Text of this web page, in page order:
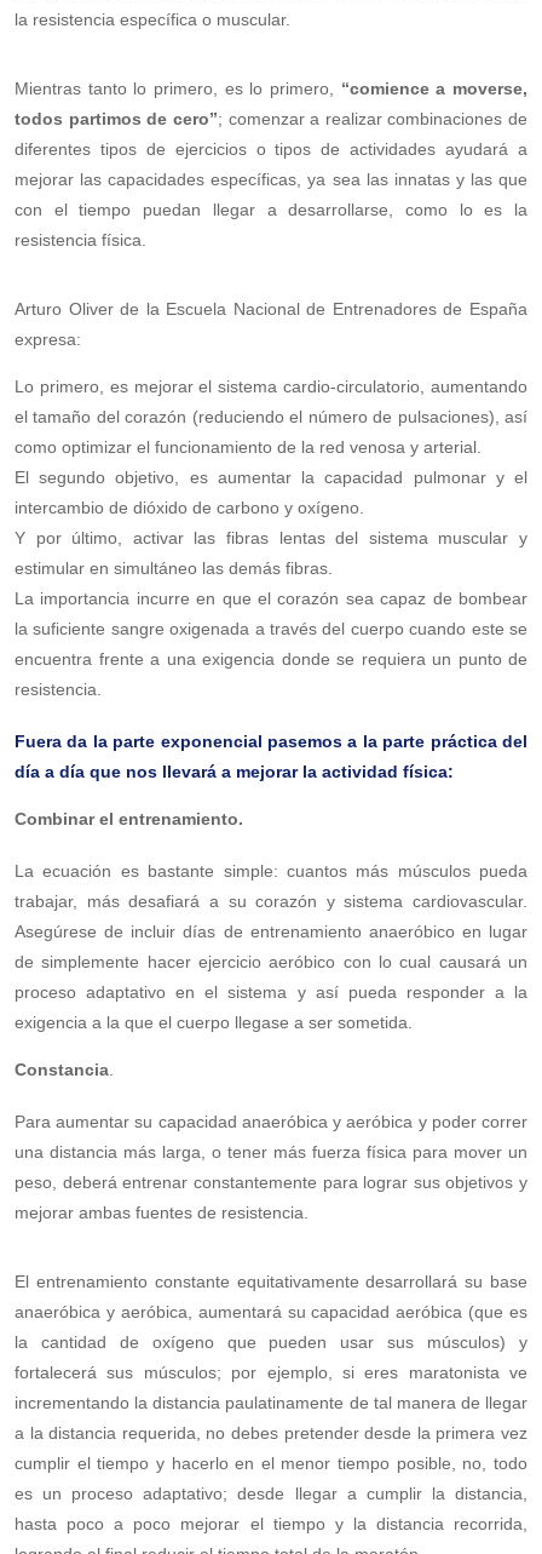
la resistencia específica o muscular.
Mientras tanto lo primero, es lo primero, “comience a moverse,
todos partimos de cero”; comenzar a realizar combinaciones de
diferentes tipos de ejercicios o tipos de actividades ayudará a
mejorar las capacidades específicas, ya sea las innatas y las que
con el tiempo puedan llegar a desarrollarse, como lo es la
resistencia física.
Arturo Oliver de la Escuela Nacional de Entrenadores de España
expresa:
Lo primero, es mejorar el sistema cardio-circulatorio, aumentando
el tamaño del corazón (reduciendo el número de pulsaciones), así
como optimizar el funcionamiento de la red venosa y arterial.
El segundo objetivo, es aumentar la capacidad pulmonar y el
intercambio de dióxido de carbono y oxígeno.
Y por último, activar las fibras lentas del sistema muscular y
estimular en simultáneo las demás fibras.
La importancia incurre en que el corazón sea capaz de bombear
la suficiente sangre oxigenada a través del cuerpo cuando este se
encuentra frente a una exigencia donde se requiera un punto de
resistencia.
Fuera da la parte exponencial pasemos a la parte práctica del
día a día que nos llevará a mejorar la actividad física:
Combinar el entrenamiento.
La ecuación es bastante simple: cuantos más músculos pueda
trabajar, más desafiará a su corazón y sistema cardiovascular.
Asegúrese de incluir días de entrenamiento anaeróbico en lugar
de simplemente hacer ejercicio aeróbico con lo cual causará un
proceso adaptativo en el sistema y así pueda responder a la
exigencia a la que el cuerpo llegase a ser sometida.
Constancia
Para aumentar su capacidad anaeróbica y aeróbica y poder correr
una distancia más larga, o tener más fuerza física para mover un
peso, deberá entrenar constantemente para lograr sus objetivos y
mejorar ambas fuentes de resistencia.
El entrenamiento constante equitativamente desarrollará su base
anaeróbica y aeróbica, aumentará su capacidad aeróbica (que es
la cantidad de oxígeno que pueden usar sus músculos) y
fortalecerá sus músculos; por ejemplo, si eres maratonista ve
incrementando la distancia paulatinamente de tal manera de llegar
a la distancia requerida, no debes pretender desde la primera vez
cumplir el tiempo y hacerlo en el menor tiempo posible, no, todo
es un proceso adaptativo; desde llegar a cumplir la distancia,
hasta poco a poco mejorar el tiempo y la distancia recorrida,